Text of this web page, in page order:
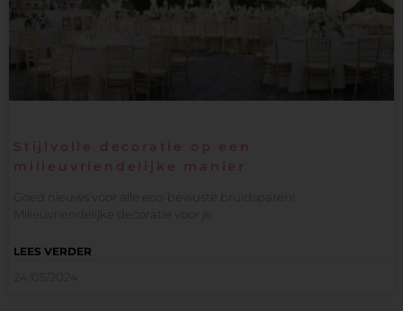
Stijlvolle decoratie op een
milieuvriendelijke manier
Goed nieuws voor alle eco-bewuste bruidsparen!
Milieuvriendelijke decoratie voor je
LEES VERDER